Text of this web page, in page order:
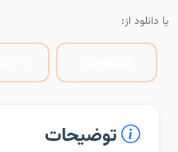
یا دانلود از:
توضیحات